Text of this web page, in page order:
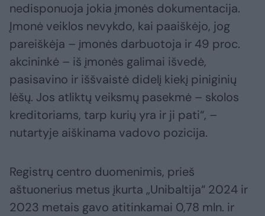
nedisponuoja jokia įmonės dokumentacija.
Įmonė veiklos nevykdo, kai paaiškėjo, jog
pareiškėja – įmonės darbuotoja ir 49 proc.
akcininkė – iš įmonės galimai išvedė,
pasisavino ir iššvaistė didelį kiekį piniginių
lėšų. Jos atliktų veiksmų pasekmė – skolos
kreditoriams, tarp kurių yra ir ji pati“, –
nutartyje aiškinama vadovo pozicija.
Registrų centro duomenimis, prieš
aštuonerius metus įkurta „Unibaltija“ 2024 ir
2023 metais gavo atitinkamai 0,78 mln. ir